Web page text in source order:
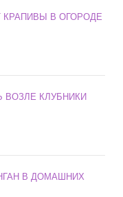
КРАПИВЫ В ОГОРОДЕ
ВОЗЛЕ КЛУБНИКИ
В ДОМАШНИХ